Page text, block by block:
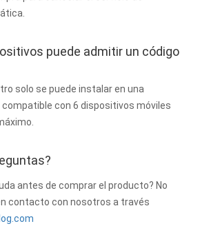
puede admitir un código
solo se puede instalar en una
con 6 dispositivos móviles
antes de comprar el producto? No
contacto con nosotros a través